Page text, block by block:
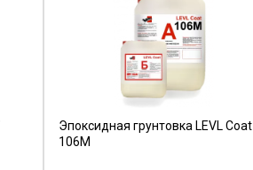
Эпоксидная грунтовка LEVL Coat
106М